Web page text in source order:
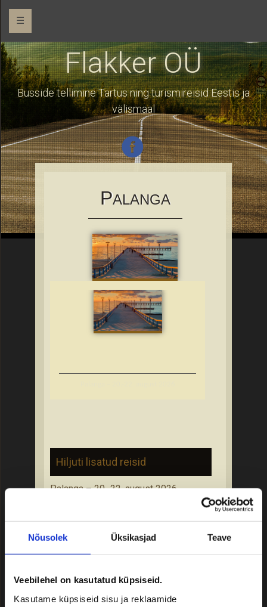
Nõusolek Üksikasjad Teave
Veebilehel on kasutatud küpsiseid.
Kasutame küpsiseid sisu ja reklaamide
☰
Flakker OÜ
Busside tellimine Tartus ning turismireisid Eestis ja
välismaal
PALANGA
Hiljuti lisatud reisid
Palanga – 20.-22. august 2026
vanausuliste elulaad – 6. september
2026
Maitseelamusreis Lätimaale! – 12.-13.
Soome loodusreis! Korkeasaari
loomaaed ja Nuuksio Rahvuspargi